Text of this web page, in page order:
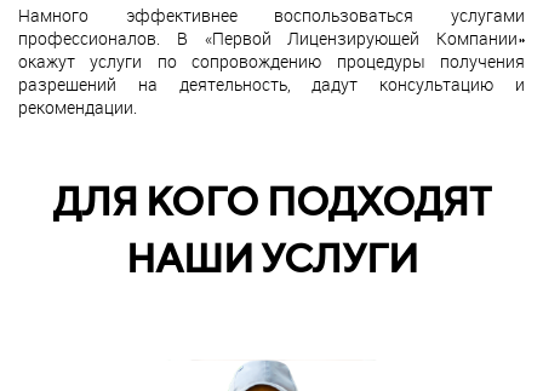
Намного эффективнее воспользоваться услугами
профессионалов. В «Первой Лицензирующей Компании»
окажут услуги по сопровождению процедуры получения
разрешений на деятельность, дадут консультацию и
рекомендации.
ДЛЯ КОГО ПОДХОДЯТ
НАШИ УСЛУГИ